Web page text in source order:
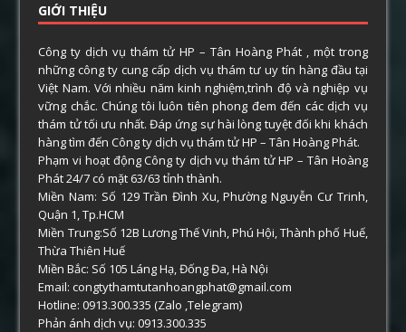
GIỚI THIỆU
Công ty dịch vụ thám tử HP – Tân Hoàng Phát , một trong
những công ty cung cấp dịch vụ thám tư uy tín hàng đầu tại
Việt Nam. Với nhiều năm kinh nghiệm,trình độ và nghiệp vụ
vững chắc. Chúng tôi luôn tiên phong đem đến các dịch vụ
thám tử tối ưu nhất. Đáp ứng sự hài lòng tuyệt đối khi khách
hàng tìm đến Công ty dịch vụ thám tử HP – Tân Hoàng Phát.
Phạm vi hoạt động Công ty dịch vụ thám tử HP – Tân Hoàng
Phát 24/7 có mặt 63/63 tỉnh thành.
Miền Nam: Số 129 Trần Đình Xu, Phường Nguyễn Cư Trinh,
Quận 1, Tp.HCM
Miền Trung:Số 12B Lương Thế Vinh, Phú Hội, Thành phố Huế,
Thừa Thiên Huế
Miền Bắc: Số 105 Láng Hạ, Đống Đa, Hà Nội
Email: congtythamtutanhoangphat@gmail.com
Hotline: 0913.300.335 (Zalo ,Telegram)
Phản ánh dịch vụ: 0913.300.335